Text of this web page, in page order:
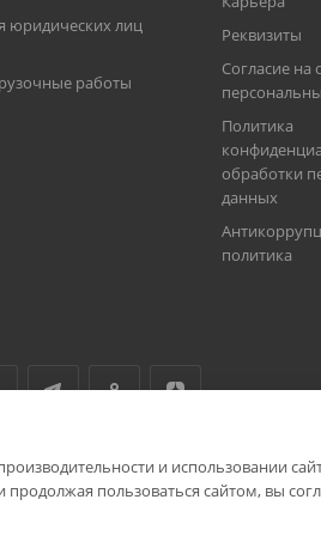
юридических лиц
работы
Реквизиты
Согласие на
Политика
обработки
данных
политика
и использовании
пользоваться сайтом, вы